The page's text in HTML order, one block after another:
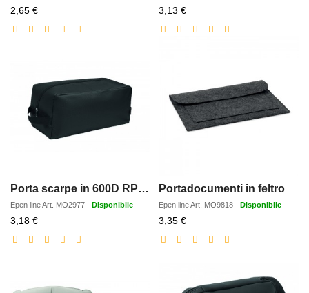
2,65 €Prezzo
scontato
3,13 €Prezzo
scontato
Porta scarpe in 600D RPET
Epen lineArt. MO2977 - Disponibile
3,18 €Prezzo
scontato
Portadocumenti in feltro
Epen lineArt. MO9818 - Disponibile
3,35 €Prezzo
scontato